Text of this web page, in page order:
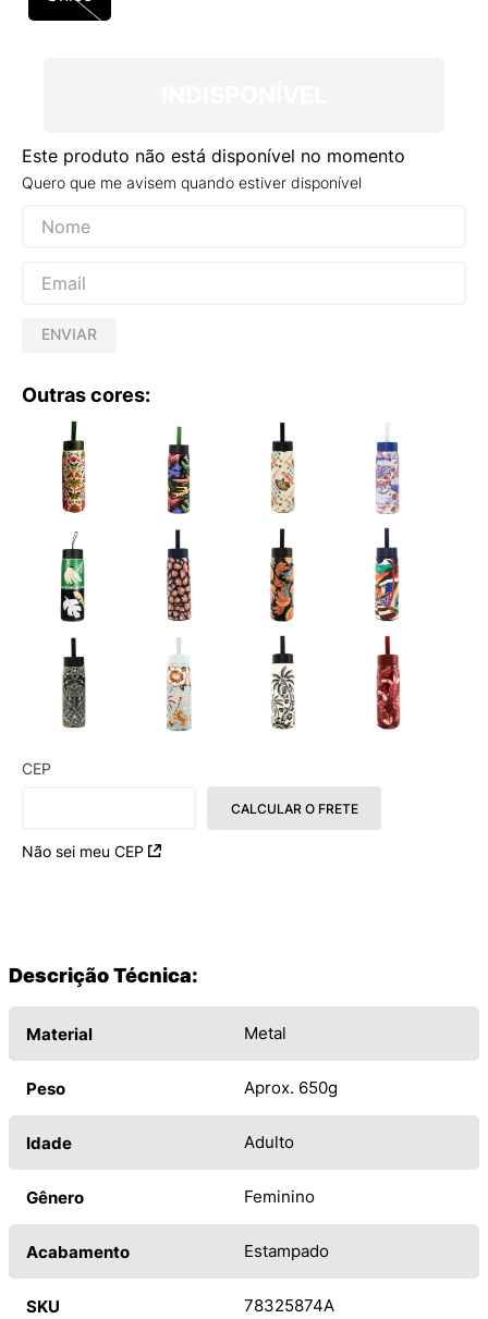
Este produto não está disponível no momento
Quero que me avisem quando estiver disponível
ENVIAR
Outras cores:
CEP
Não sei meu CEP
CALCULAR O FRETE
Descrição Técnica:
Material Metal
Peso Aprox. 650g
Idade Adulto
Gênero Feminino
Acabamento Estampado
SKU 78325874A
NEW 530